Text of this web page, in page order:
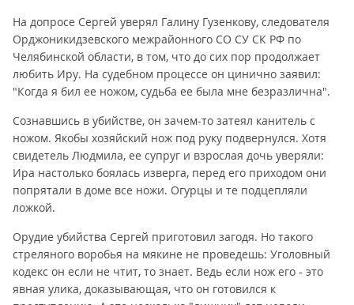
На допросе Сергей уверял Галину Гузенкову, следователя
Орджоникидзевского межрайонного СО СУ СК РФ по
Челябинской области, в том, что до сих пор продолжает
любить Иру. На судебном процессе он цинично заявил:
"Когда я бил ее ножом, судьба ее была мне безразлична".
Сознавшись в убийстве, он зачем-то затеял канитель с
ножом. Якобы хозяйский нож под руку подвернулся. Хотя
свидетель Людмила, ее супруг и взрослая дочь уверяли:
Ира настолько боялась изверга, перед его приходом они
попрятали в доме все ножи. Огурцы и те подцепляли
ложкой.
Орудие убийства Сергей приготовил загодя. Но такого
стреляного воробья на мякине не проведешь: Уголовный
кодекс он если не чтит, то знает. Ведь если нож его - это
явная улика, доказывающая, что он готовился к